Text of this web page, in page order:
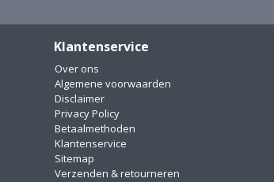
Klantenservice
Over ons
Algemene voorwaarden
Disclaimer
Privacy Policy
Betaalmethoden
Klantenservice
Sitemap
Verzenden & retourneren